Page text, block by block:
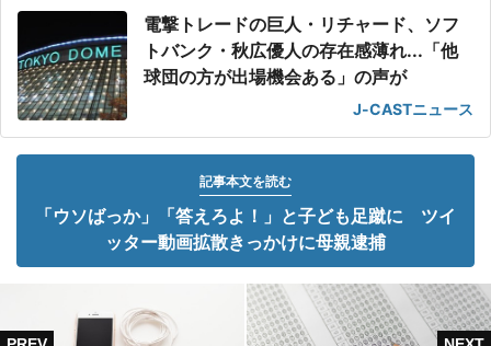
電撃トレードの巨人・リチャード、ソフ
トバンク・秋広優人の存在感薄れ...「他
球団の方が出場機会ある」の声が
J-CASTニュース
記事本文を読む
「ウソばっか」「答えろよ！」と子ども足蹴に ツイ
ッター動画拡散きっかけに母親逮捕